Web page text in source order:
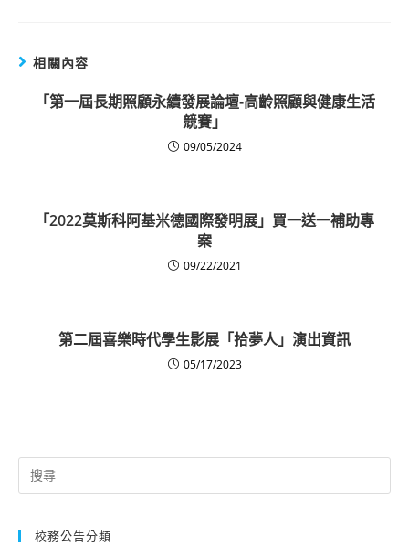
相關內容
「第一屆長期照顧永續發展論壇-高齡照顧與健康生活
競賽」
09/05/2024
「2022莫斯科阿基米德國際發明展」買一送一補助專
案
09/22/2021
第二屆喜樂時代學生影展「拾夢人」演出資訊
05/17/2023
Search
for:
校務公告分類